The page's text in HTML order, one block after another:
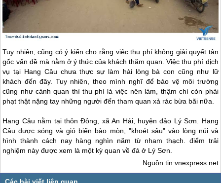
Tuy nhiên, cũng có ý kiến cho rằng việc thu phí không giải quyết tận
gốc vấn đề mà nằm ở ý thức của khách thăm quan. Việc thu phí dịch
vụ tại Hang Câu chưa thực sự làm hài lòng bà con cũng như lữ
khách đến đây. Tuy nhiên, theo mình nghĩ để bảo vệ môi trường
cũng như cảnh quan thì thu phí là việc nên làm, thậm chí còn phải
phạt thật nặng tay những người đến tham quan xả rác bừa bãi nữa.
Hang Câu nằm tại thôn Đông, xã An Hải, huyệnđảo Lý Sơn. Hang
Câu được sóng và gió biển bào mòn, "khoét sâu" vào lòng núi và
hình thành cách nay hàng nghìn năm từ nham thạch. điểm trải
nghiệm này được xem là một kỳ quan về đá ở Lý Sơn.
Nguồn tin:vnexpress.net